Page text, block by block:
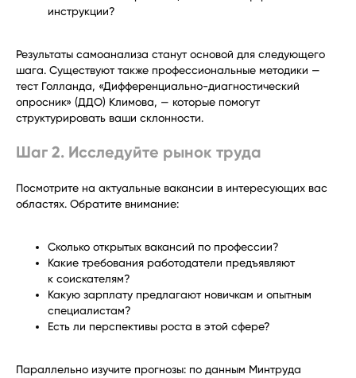
инструкции?
Результаты самоанализа станут основой для следующего
шага. Существуют также профессиональные методики —
тест Голланда, «Дифференциально-диагностический
опросник» (ДДО) Климова, — которые помогут
структурировать ваши склонности.
Шаг 2. Исследуйте рынок труда
Посмотрите на актуальные вакансии в интересующих вас
областях. Обратите внимание:
Сколько открытых вакансий по профессии?
Какие требования работодатели предъявляют
к соискателям?
Какую зарплату предлагают новичкам и опытным
специалистам?
Есть ли перспективы роста в этой сфере?
Параллельно изучите прогнозы: по данным Минтруда